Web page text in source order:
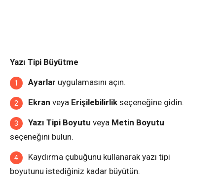
Yazı Tipi Büyütme
Ayarlar uygulamasını açın.
Ekran veya Erişilebilirlik seçeneğine gidin.
Yazı Tipi Boyutu veya Metin Boyutu
seçeneğini bulun.
Kaydırma çubuğunu kullanarak yazı tipi
boyutunu istediğiniz kadar büyütün.